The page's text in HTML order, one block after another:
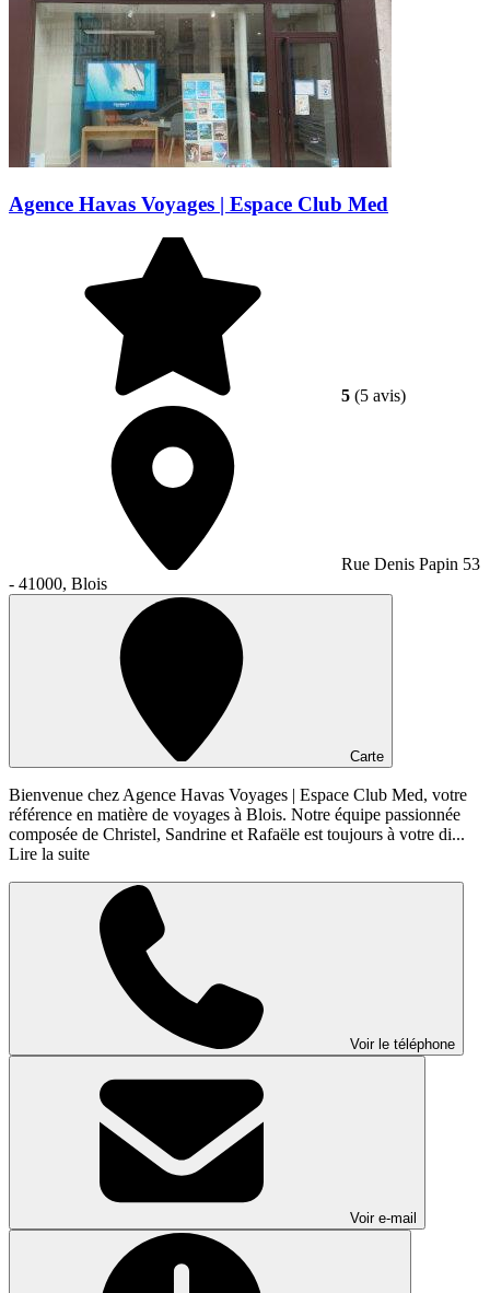
Agence Havas Voyages | Espace Club Med
5 (5 avis)
Rue Denis Papin 53
- 41000, Blois
Carte
Bienvenue chez Agence Havas Voyages | Espace Club Med, votre
référence en matière de voyages à Blois. Notre équipe passionnée
composée de Christel, Sandrine et Rafaële est toujours à votre di...
Lire la suite
Voir le téléphone
Voir e-mail